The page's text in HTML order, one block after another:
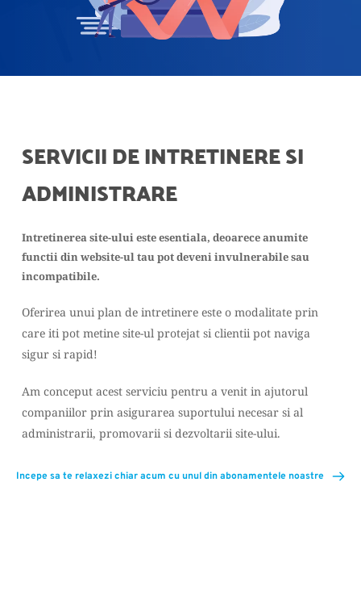
SERVICII DE INTRETINERE SI
ADMINISTRARE
Intretinerea site-ului este esentiala, deoarece anumite
functii din website-ul tau pot deveni invulnerabile sau
incompatibile.
Oferirea unui plan de intretinere este o modalitate prin
care iti pot metine site-ul protejat si clientii pot naviga
sigur si rapid!
Am conceput acest serviciu pentru a venit in ajutorul
companiilor prin asigurarea suportului necesar si al
administrarii, promovarii si dezvoltarii site-ului.
Incepe sa te relaxezi chiar acum cu unul din abonamentele noastre